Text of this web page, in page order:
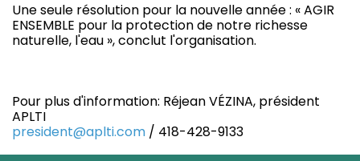
Une seule résolution pour la nouvelle année : « AGIR
ENSEMBLE pour la protection de notre richesse
naturelle, l'eau », conclut l'organisation.
Pour plus d'information: Réjean VÉZINA, président
APLTI
president@aplti.com / 418-428-9133